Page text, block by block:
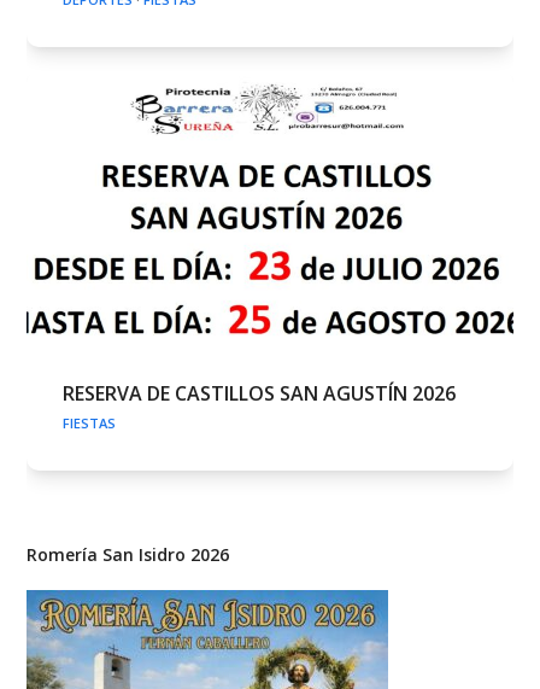
RESERVA DE CASTILLOS SAN AGUSTÍN 2026
FIESTAS
Romería San Isidro 2026